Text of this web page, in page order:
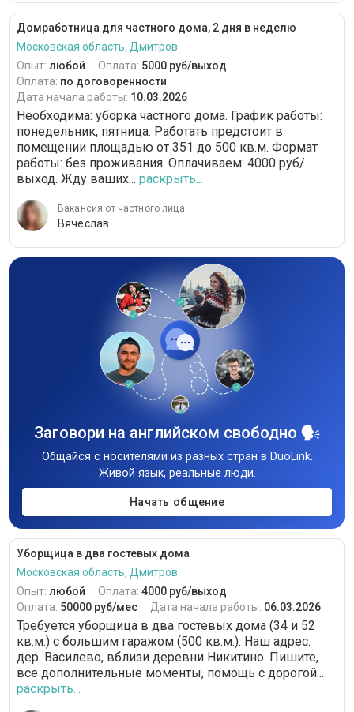
Домработница для частного дома, 2 дня в неделю
Московская область, Дмитров
Опыт: любой Оплата: 5000 руб/выход
Оплата: по договоренности
Дата начала работы: 10.03.2026
Необходима: уборка частного дома. График работы:
понедельник, пятница. Работать предстоит в
помещении площадью от 351 до 500 кв.м. Формат
работы: без проживания. Оплачиваем: 4000 руб/
выход. Жду ваших... раскрыть...
Вакансия от частного лица
Вячеслав
Заговори на английском свободно
Общайся с носителями из разных стран в DuoLink.
Живой язык, реальные люди.
Начать общение
Уборщица в два гостевых дома
Московская область, Дмитров
Опыт: любой Оплата: 4000 руб/выход
Оплата: 50000 руб/мес Дата начала работы: 06.03.2026
Требуется уборщица в два гостевых дома (34 и 52
кв.м.) с большим гаражом (500 кв.м.). Наш адрес:
дер. Василево, вблизи деревни Никитино. Пишите,
все дополнительные моменты, помощь с дорогой...
раскрыть...